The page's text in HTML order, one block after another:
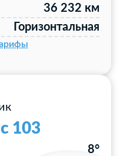
36 232 км
Горизонтальная
103
8°